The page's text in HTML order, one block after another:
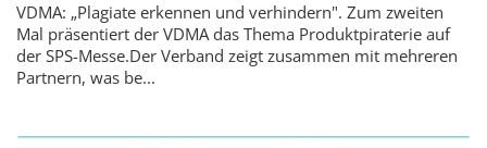
VDMA: „Plagiate erkennen und verhindern". Zum zweiten
Mal präsentiert der VDMA das Thema Produktpiraterie auf
der SPS-Messe.Der Verband zeigt zusammen mit mehreren
Partnern, was be...